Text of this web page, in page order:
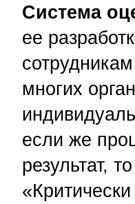
Система
ее
многих
если же
результат,